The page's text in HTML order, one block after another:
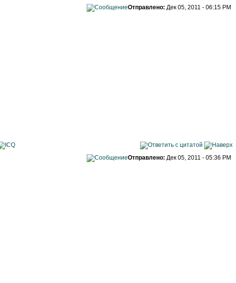
Отправлено: Дек 05, 2011 - 06:15 PM
Отправлено: Дек 05, 2011 - 05:36 PM